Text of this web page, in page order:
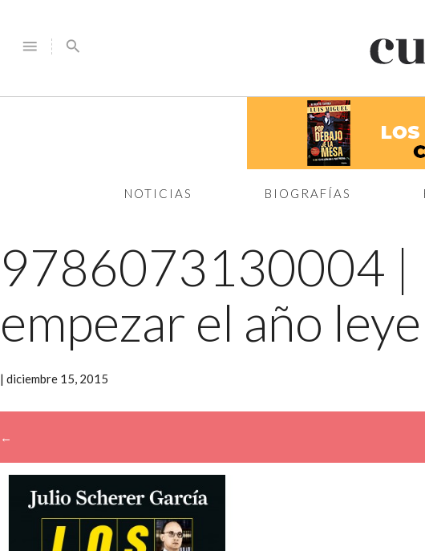
menu search
NOTICIAS BIOGRAFÍAS
9786073130004 |
empezar el año
| diciembre 15, 2015
←